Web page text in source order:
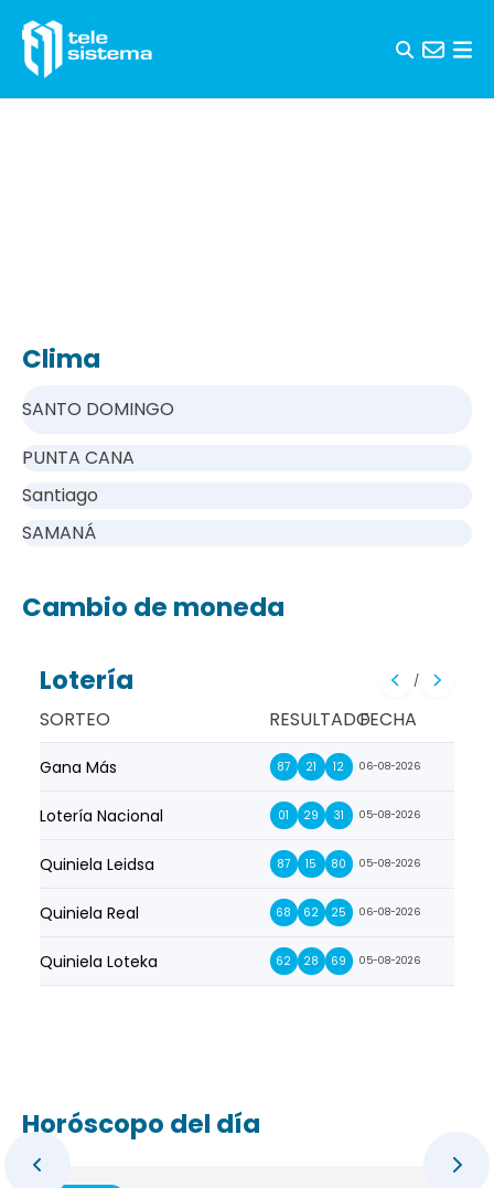
Clima
SANTO DOMINGO
PUNTA CANA
Santiago
SAMANÁ
Cambio de moneda
Lotería /
SORTEO RESULTADOFECHA
Gana Más 87 21 12 06-08-2026
Lotería Nacional 01 29 31 05-08-2026
Quiniela Leidsa 87 15 80 05-08-2026
Quiniela Real 68 62 25 06-08-2026
Quiniela Loteka 62 28 69 05-08-2026
Horóscopo del día